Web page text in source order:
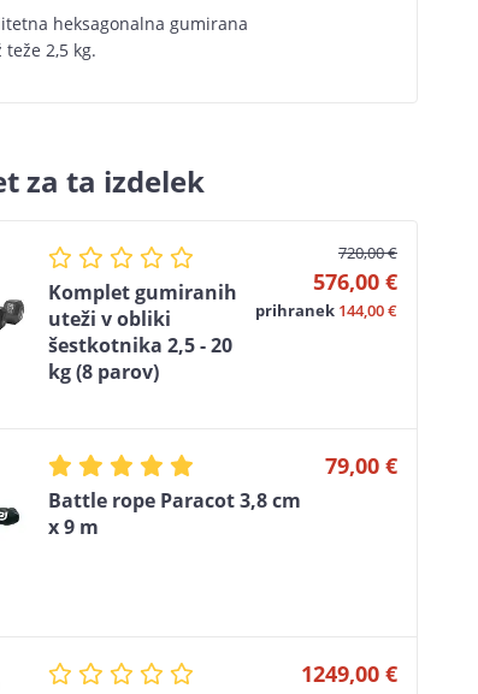
heksagonalna gumirana
teže 2,5 kg.
za ta izdelek
Komplet gumiranih
uteži v obliki
šestkotnika 2,5 - 20
kg (8 parov)
720,00 €
576,00 €
prihranek 144,00 €
Battle rope Paracot 3,8 cm
x 9 m
79,00 €
1249,00 €